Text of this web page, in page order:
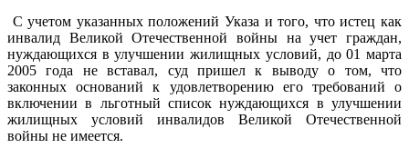
С учетом указанных положений Указа и того, что истец как
инвалид Великой Отечественной войны на учет граждан,
нуждающихся в улучшении жилищных условий, до 01 марта
2005 года не вставал, суд пришел к выводу о том, что
законных оснований к удовлетворению его требований о
включении в льготный список нуждающихся в улучшении
жилищных условий инвалидов Великой Отечественной
войны не имеется.